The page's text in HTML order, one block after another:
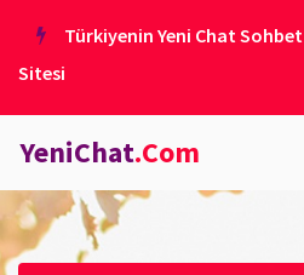
Türkiyenin Yeni Chat Sohbet
Sitesi
YeniChat.Com